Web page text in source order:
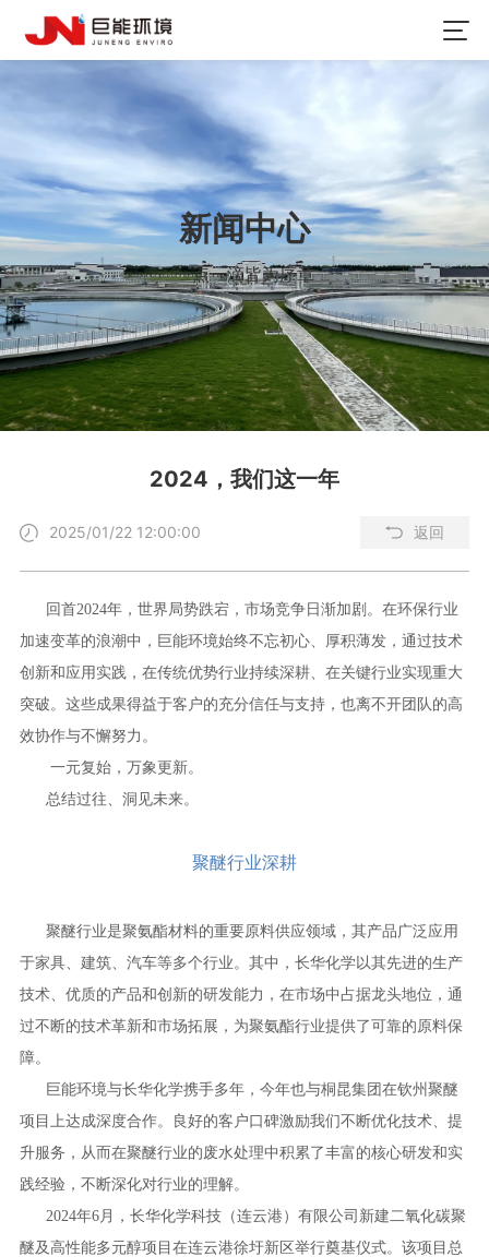
新闻中心
一点一滴皆为序章
2024，我们这一年
2025/01/22 12:00:00 返回
回首2024年，世界局势跌宕，市场竞争日渐加剧。在环保行业
加速变革的浪潮中，巨能环境始终不忘初心、厚积薄发，通过技术
创新和应用实践，在传统优势行业持续深耕、在关键行业实现重大
突破。这些成果得益于客户的充分信任与支持，也离不开团队的高
效协作与不懈努力。
一元复始，万象更新。
总结过往、洞见未来。
聚醚行业深耕
聚醚行业是聚氨酯材料的重要原料供应领域，其产品广泛应用
于家具、建筑、汽车等多个行业。其中，长华化学以其先进的生产
技术、优质的产品和创新的研发能力，在市场中占据龙头地位，通
过不断的技术革新和市场拓展，为聚氨酯行业提供了可靠的原料保
障。
巨能环境与长华化学携手多年，今年也与桐昆集团在钦州聚醚
项目上达成深度合作。良好的客户口碑激励我们不断优化技术、提
升服务，从而在聚醚行业的废水处理中积累了丰富的核心研发和实
践经验，不断深化对行业的理解。
2024年6月，长华化学科技（连云港）有限公司新建二氧化碳聚
醚及高性能多元醇项目在连云港徐圩新区举行奠基仪式。该项目总